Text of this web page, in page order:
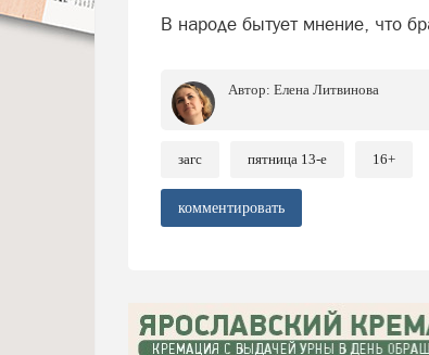
В народе бытует мнение, что
Автор: Елена Литвинова
загс пятница 13-е 16+
комментировать